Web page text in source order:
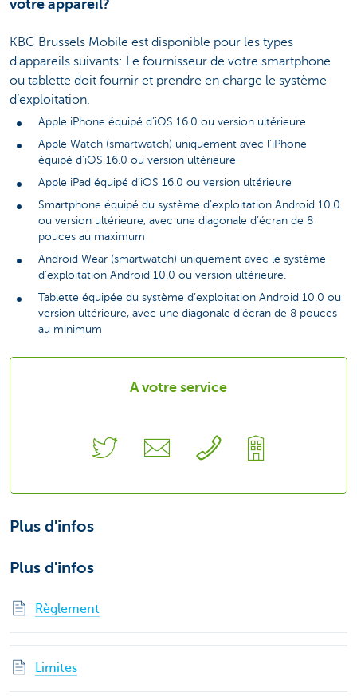
votre appareil?
KBC Brussels Mobile est disponible pour les types
d'appareils suivants: Le fournisseur de votre smartphone
ou tablette doit fournir et prendre en charge le système
d’exploitation.
Apple iPhone équipé d’iOS 16.0 ou version ultérieure
Apple Watch (smartwatch) uniquement avec l’iPhone
équipé d’iOS 16.0 ou version ultérieure
Apple iPad équipé d’iOS 16.0 ou version ultérieure
Smartphone équipé du système d’exploitation Android 10.0
ou version ultérieure, avec une diagonale d’écran de 8
pouces au maximum
Android Wear (smartwatch) uniquement avec le système
d’exploitation Android 10.0 ou version ultérieure.
Tablette équipée du système d’exploitation Android 10.0 ou
version ultérieure, avec une diagonale d’écran de 8 pouces
au minimum
A votre service
Plus d'infos
Plus d'infos
Règlement
Limites